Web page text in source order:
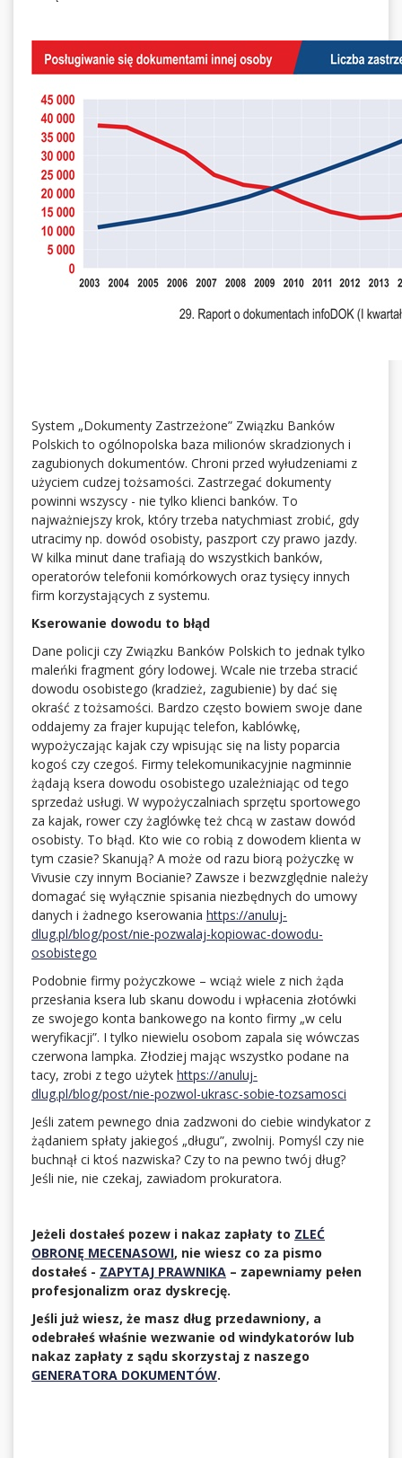
System „Dokumenty Zastrzeżone” Związku Banków
Polskich to ogólnopolska baza milionów skradzionych i
zagubionych dokumentów. Chroni przed wyłudzeniami z
użyciem cudzej tożsamości. Zastrzegać dokumenty
powinni wszyscy - nie tylko klienci banków. To
najważniejszy krok, który trzeba natychmiast zrobić, gdy
utracimy np. dowód osobisty, paszport czy prawo jazdy.
W kilka minut dane trafiają do wszystkich banków,
operatorów telefonii komórkowych oraz tysięcy innych
firm korzystających z systemu.
Kserowanie dowodu to błąd
Dane policji czy Związku Banków Polskich to jednak tylko
maleńki fragment góry lodowej. Wcale nie trzeba stracić
dowodu osobistego (kradzież, zagubienie) by dać się
okraść z tożsamości. Bardzo często bowiem swoje dane
oddajemy za frajer kupując telefon, kablówkę,
wypożyczając kajak czy wpisując się na listy poparcia
kogoś czy czegoś. Firmy telekomunikacyjnie nagminnie
żądają ksera dowodu osobistego uzależniając od tego
sprzedaż usługi. W wypożyczalniach sprzętu sportowego
za kajak, rower czy żaglówkę też chcą w zastaw dowód
osobisty. To błąd. Kto wie co robią z dowodem klienta w
tym czasie? Skanują? A może od razu biorą pożyczkę w
Vivusie czy innym Bocianie? Zawsze i bezwzględnie należy
domagać się wyłącznie spisania niezbędnych do umowy
danych i żadnego kserowania https://anuluj-
dlug.pl/blog/post/nie-pozwalaj-kopiowac-dowodu-
osobistego
Podobnie firmy pożyczkowe – wciąż wiele z nich żąda
przesłania ksera lub skanu dowodu i wpłacenia złotówki
ze swojego konta bankowego na konto firmy „w celu
weryfikacji”. I tylko niewielu osobom zapala się wówczas
czerwona lampka. Złodziej mając wszystko podane na
tacy, zrobi z tego użytek https://anuluj-
dlug.pl/blog/post/nie-pozwol-ukrasc-sobie-tozsamosci
Jeśli zatem pewnego dnia zadzwoni do ciebie windykator z
żądaniem spłaty jakiegoś „długu”, zwolnij. Pomyśl czy nie
buchnął ci ktoś nazwiska? Czy to na pewno twój dług?
Jeśli nie, nie czekaj, zawiadom prokuratora.
Jeżeli dostałeś pozew i nakaz zapłaty to ZLEĆ
OBRONĘ MECENASOWI, nie wiesz co za pismo
dostałeś - ZAPYTAJ PRAWNIKA – zapewniamy pełen
profesjonalizm oraz dyskrecję.
Jeśli już wiesz, że masz dług przedawniony, a
odebrałeś właśnie wezwanie od windykatorów lub
nakaz zapłaty z sądu skorzystaj z naszego
GENERATORA DOKUMENTÓW.